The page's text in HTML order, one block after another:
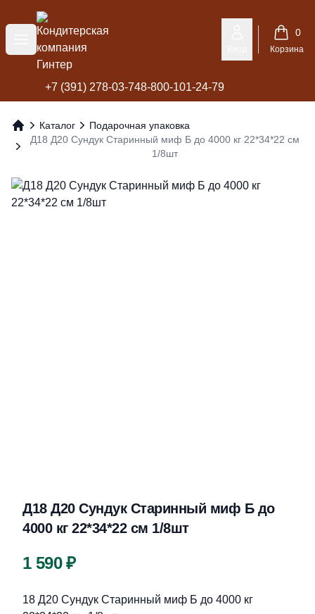
Меню
Кондитерская компания Гинтер
0
Корзина
+7 (391) 278-03-748-800-101-24-79
Главная
Каталог
Подарочная упаковка
Д18 Д20 Сундук Старинный миф Б до 4000 кг 22*34*22 см
1/8шт
Д18 Д20 Сундук Старинный миф Б до
4000 кг 22*34*22 см 1/8шт
1 590 ₽
Описание
18 Д20 Сундук Старинный миф Б до 4000 кг